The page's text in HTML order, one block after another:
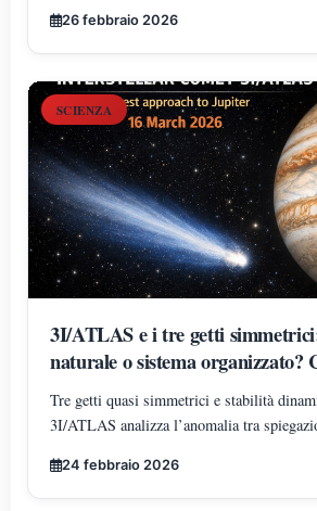
26 febbraio 2026
SCIENZA
3I/ATLAS e i tre getti
naturale o sistema organizzato?
davvero lo studio
Tre getti quasi simmetrici e stabilità
3I/ATLAS analizza l’anomalia tra
24 febbraio 2026